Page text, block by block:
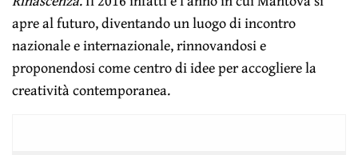
apre al futuro, diventando un luogo di incontro
nazionale e internazionale, rinnovandosi e
proponendosi come centro di idee per accogliere la
creatività contemporanea.